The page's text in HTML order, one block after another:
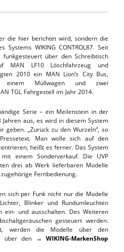
die hier berichtet wird, sondern die
Systems WIKING CONTROL87. Seit
funkgesteuert über den Schreibtisch
MAN LF10 Löschfahrzeug und
2010 ein MAN Lion’s City Bus,
einem Müllwagen und zwei
TGL Fahrgestell im Jahr 2014.
Serie – ein Meilenstein in der
Jahren aus, es wird in diesem System
geben. „Zurück zu den Wurzeln“, so
Man wolle sich auf den
heißt es ferner. Das System
mit einem Sonderverkauf. Die UVP
drei ab Werk lieferbaren Modelle
Fernbedienung.
sich per Funk nicht nur die Modelle
Blinker und Rundumleuchten
ein- und ausschalten. Des Weiteren
gesteuert werden.
werden die Modelle über den
über den
→ WIKING-MarkenShop